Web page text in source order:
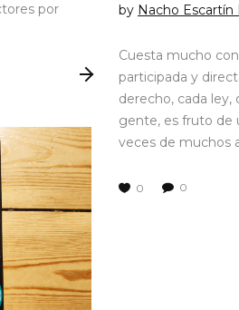
por
by Nacho Escartín
Cuesta mucho
participada y
derecho, cada ley,
gente, es fruto de
veces de muchos
0 0